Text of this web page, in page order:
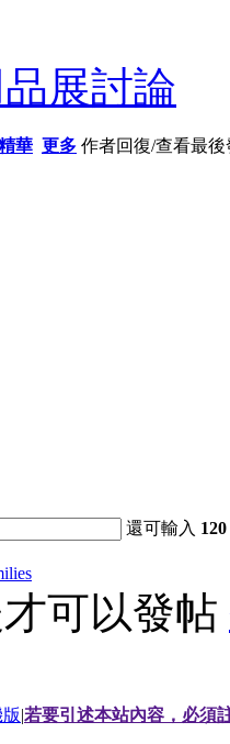
展討論
華 更多 作者回復/查看最後
還可輸入 120
可以發帖
|若要引述本站內容，必須